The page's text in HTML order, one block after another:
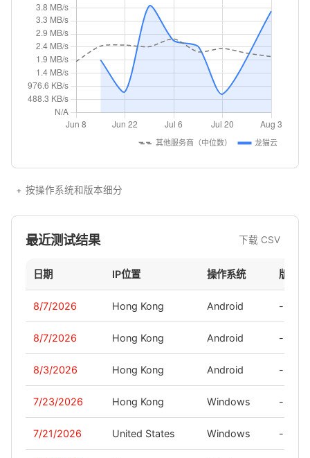
按操作系统和版本细分
最近测试结果 下载 CSV
日期 IP位置 操作系统 版本
8/7/2026 Hong Kong Android -
8/7/2026 Hong Kong Android -
8/3/2026 Hong Kong Android -
7/23/2026 Hong Kong Windows -
7/21/2026 United States Windows -